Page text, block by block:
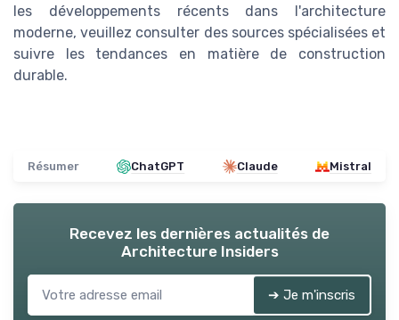
les développements récents dans l'architecture
moderne, veuillez consulter des sources spécialisées et
suivre les tendances en matière de construction
durable.
Résumer ChatGPT Claude Mistral
Recevez les dernières actualités de
Architecture Insiders
➔ Je m'inscris